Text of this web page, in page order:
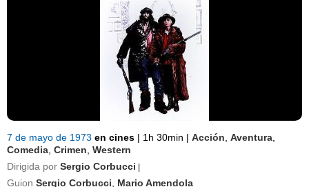
7 de mayo de 1973 en cines | 1h 30min | Acción Aventura
Comedia Crimen Western
Dirigida por Sergio Corbucci
Guion Sergio Corbucci
Mario Amendola